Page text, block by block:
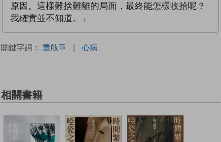
原因。這樣難捨難離的局面，最終能怎樣收拾呢？
我確實並不知道。」
關鍵字詞： 董啟章 | 心病
相關書籍